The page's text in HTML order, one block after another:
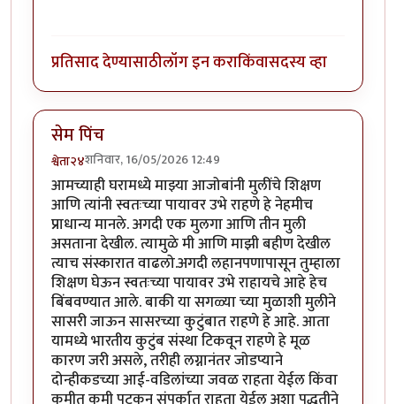
प्रतिसाद देण्यासाठीलॉग इन कराकिंवासदस्य व्हा
सेम पिंच
श्वेता२४शनिवार, 16/05/2026 12:49
आमच्याही घरामध्ये माझ्या आजोबांनी मुलींचे शिक्षण
आणि त्यांनी स्वतःच्या पायावर उभे राहणे हे नेहमीच
प्राधान्य मानले. अगदी एक मुलगा आणि तीन मुली
असताना देखील. त्यामुळे मी आणि माझी बहीण देखील
त्याच संस्कारात वाढलो.अगदी लहानपणापासून तुम्हाला
शिक्षण घेऊन स्वतःच्या पायावर उभे राहायचे आहे हेच
बिंबवण्यात आले. बाकी या सगळ्या च्या मुळाशी मुलीने
सासरी जाऊन सासरच्या कुटुंबात राहणे हे आहे. आता
यामध्ये भारतीय कुटुंब संस्था टिकवून राहणे हे मूळ
कारण जरी असले, तरीही लग्नानंतर जोडप्याने
दोन्हीकडच्या आई-वडिलांच्या जवळ राहता येईल किंवा